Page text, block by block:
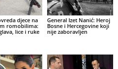
djece na
romobilima:
lice i ruke
General Izet Nanić: Heroj
Bosne i Hercegovine koji
nije zaboravljen